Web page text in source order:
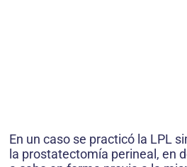
En un caso se practicó la LPL
la prostatectomía perineal, en